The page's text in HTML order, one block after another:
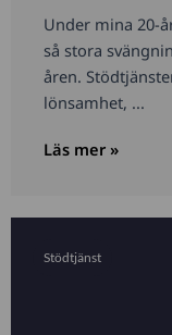
Under mina 20-
så stora
åren.
lönsamhet, ...
Läs mer »
Stödtjänst